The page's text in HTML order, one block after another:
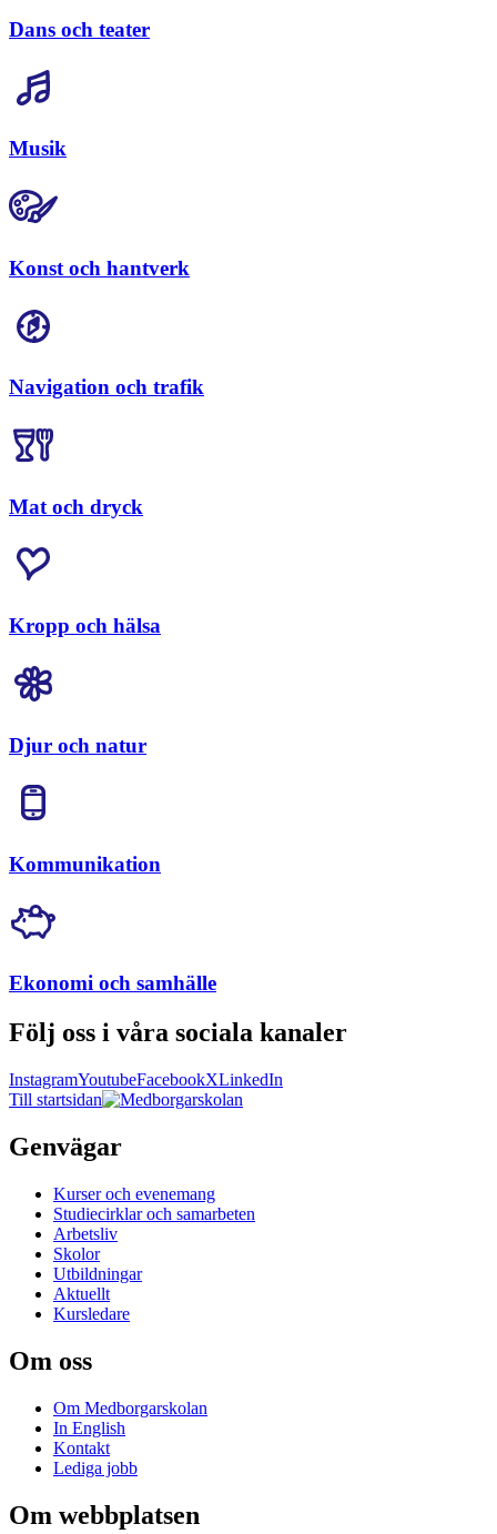
Dans och teater
Musik
Konst och hantverk
Navigation och trafik
Mat och dryck
Kropp och hälsa
Djur och natur
Kommunikation
Ekonomi och samhälle
Följ oss i våra sociala kanaler
InstagramYoutubeFacebookXLinkedIn
Till startsidan
Genvägar
Kurser och evenemang
Studiecirklar och samarbeten
Arbetsliv
Skolor
Utbildningar
Aktuellt
Kursledare
Om oss
Om Medborgarskolan
In English
Kontakt
Lediga jobb
Om webbplatsen